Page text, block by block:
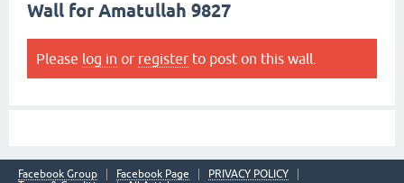
Wall for Amatullah 9827
Please log in or register to post on this wall.
Facebook Group Facebook Page
PRIVACY POLICY